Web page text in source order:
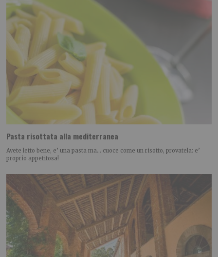
Pasta risottata alla mediterranea
Avete letto bene, e’ una pasta ma… cuoce come un risotto, provatela: e’
proprio appetitosa!